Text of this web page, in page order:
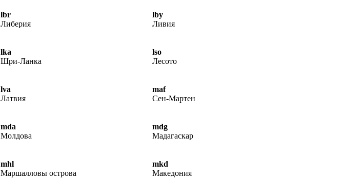
lbr
Либерия
lby
Ливия
lka
Шри-Ланка
lso
Лесото
lva
Латвия
maf
Сен-Мартен
mda
Молдова
mdg
Мадагаскар
mhl
Маршалловы острова
mkd
Македония